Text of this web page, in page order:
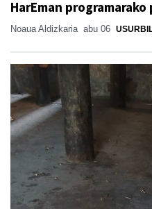
HarEman
Noaua Aldizkaria abu 06